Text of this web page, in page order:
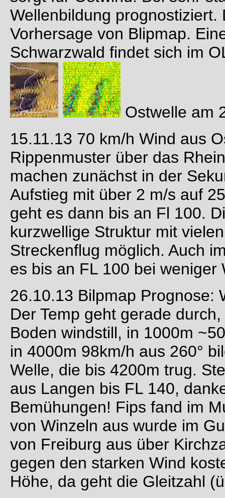
Wellenbildung
Vorhersage von Blipmap.
Schwarzwald findet sich im
Ostwelle am
15.11.13 70 km/h Wind aus
Rippenmuster über das
machen zunächst in der
Aufstieg mit über 2 m/s auf
geht es dann bis an Fl 100.
kurzwellige Struktur mit
Streckenflug möglich. Auch
es bis an FL 100 bei weniger
26.10.13 Bilpmap Prognose:
Der Temp geht gerade
Boden windstill, in 1000m
in 4000m 98km/h aus 260°
Welle, die bis 4200m trug.
aus Langen bis FL 140,
Bemühungen! Fips fand im
von Winzeln aus wurde im
von Freiburg aus über
gegen den starken Wind
Höhe, da geht die Gleitzahl